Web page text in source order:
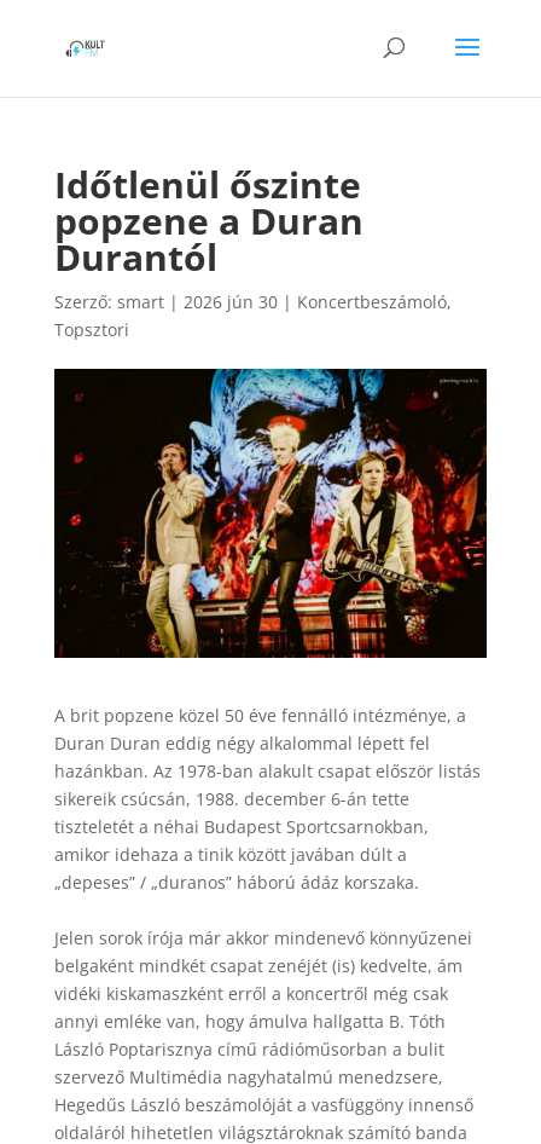
Időtlenül őszinte
popzene a Duran
Durantól
Szerző: smart| 2026 jún 30| Koncertbeszámoló,
Topsztori
A brit popzene közel 50 éve fennálló intézménye, a
Duran Duran eddig négy alkalommal lépett fel
hazánkban. Az 1978-ban alakult csapat először listás
sikereik csúcsán, 1988. december 6-án tette
tiszteletét a néhai Budapest Sportcsarnokban,
amikor idehaza a tinik között javában dúlt a
„depeses” / „duranos” háború ádáz korszaka.
Jelen sorok írója már akkor mindenevő könnyűzenei
belgaként mindkét csapat zenéjét (is) kedvelte, ám
vidéki kiskamaszként erről a koncertről még csak
annyi emléke van, hogy ámulva hallgatta B. Tóth
László Poptarisznya című rádióműsorban a bulit
szervező Multimédia nagyhatalmú menedzsere,
Hegedűs László beszámolóját a vasfüggöny innenső
oldaláról hihetetlen világsztároknak számító banda